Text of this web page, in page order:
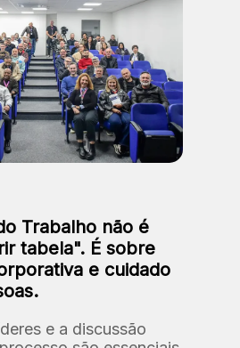
Trabalho não é
tabela". É sobre
e cuidado
e a discussão